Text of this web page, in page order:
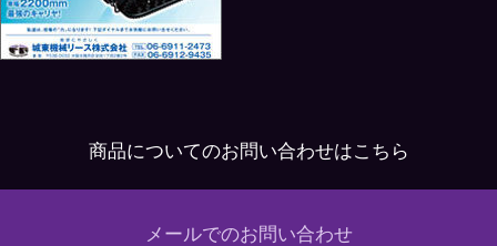
商品についてのお問い合わせはこちら
メールでのお問い合わせ